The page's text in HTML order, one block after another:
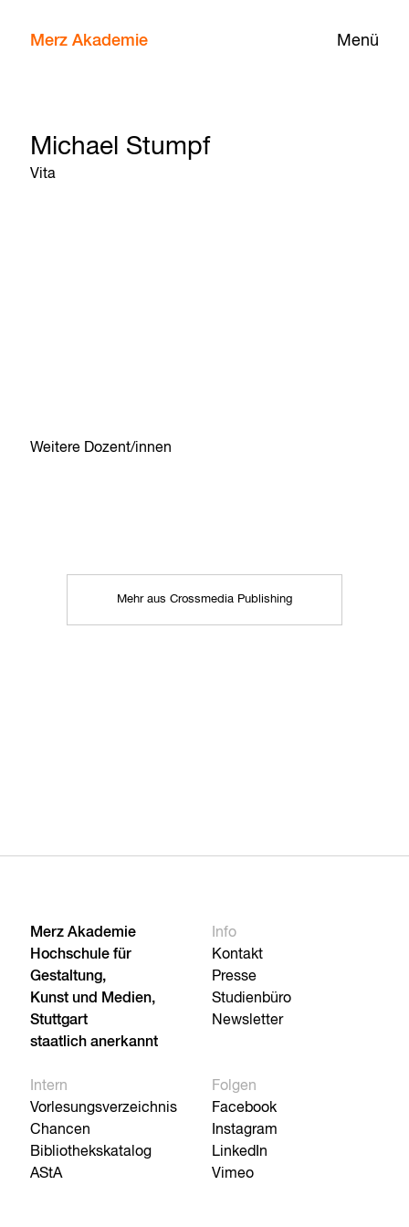
Menü
Merz Akademie
Michael Stumpf
Vita
Weitere Dozent/innen
Mehr aus Crossmedia Publishing
Merz Akademie
Hochschule für
Gestaltung,
Kunst und Medien,
Stuttgart
staatlich anerkannt
Info
Kontakt
Presse
Studienbüro
Newsletter
Intern
Vorlesungsverzeichnis
Chancen
Bibliothekskatalog
AStA
Folgen
Facebook
Instagram
LinkedIn
Vimeo